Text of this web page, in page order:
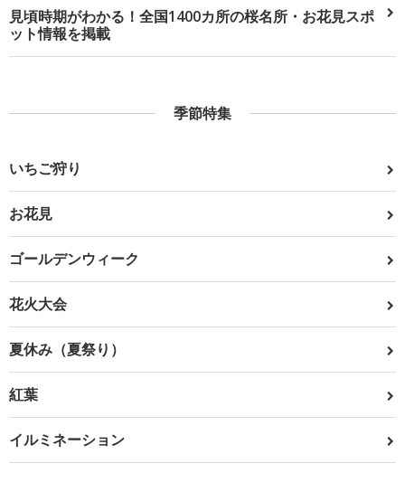
見頃時期がわかる！全国1400カ所の桜名所・お花見スポ
ット情報を掲載
季節特集
いちご狩り
お花見
ゴールデンウィーク
花火大会
夏休み（夏祭り）
紅葉
イルミネーション